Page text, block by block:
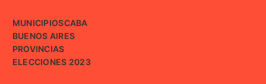
MUNICIPIOSCABA
BUENOS AIRES
PROVINCIAS
ELECCIONES 2023